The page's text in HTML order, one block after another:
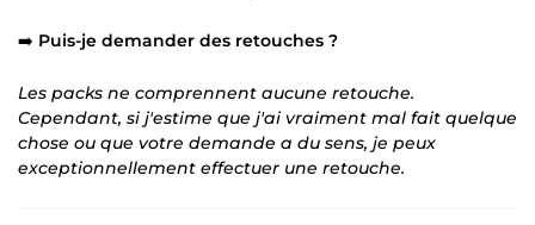
➡️ Puis-je demander des retouches ?
Les packs ne comprennent aucune retouche.
Cependant, si j'estime que j'ai vraiment mal fait quelque
chose ou que votre demande a du sens, je peux
exceptionnellement effectuer une retouche.